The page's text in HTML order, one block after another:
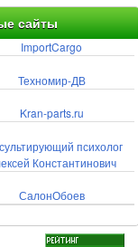
сайты
ImportCargo
Техномир-ДВ
Kran-parts.ru
психолог
Константинович
СалонОбоев